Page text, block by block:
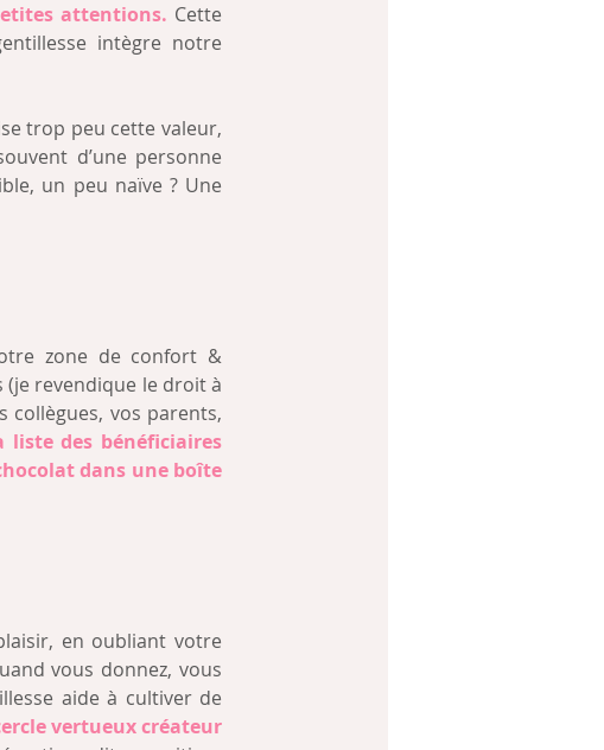
attentions. Cette
intègre notre
trop peu cette valeur,
d’une personne
un peu naïve ? Une
zone de confort &
(je revendique le droit à
collègues, vos parents,
liste des bénéficiaires
dans une boîte
en oubliant votre
vous donnez, vous
aide à cultiver de
vertueux créateur